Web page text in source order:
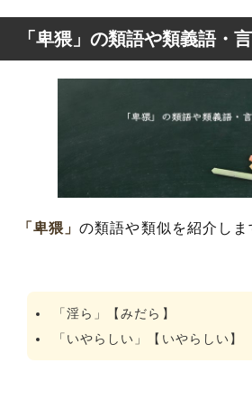
「卑猥」の類語や類義語・
「卑猥」の類語や類似を紹介しま
「淫ら」【みだら】
「いやらしい」【いやらしい】